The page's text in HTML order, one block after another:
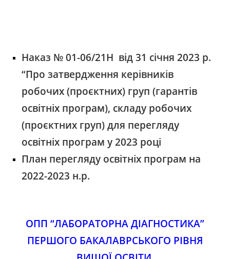
Наказ № 01-06/21Н від 31 січня 2023 р.
“Про затвердження керівників
робочих (проєктних) груп (гарантів
освітніх програм), складу робочих
(проєктних груп) для перегляду
освітніх програм у 2023 році
План перегляду освітніх програм на
2022-2023 н.р.
ОПП “ЛАБОРАТОРНА ДІАГНОСТИКА”
ПЕРШОГО БАКАЛАВРСЬКОГО РІВНЯ